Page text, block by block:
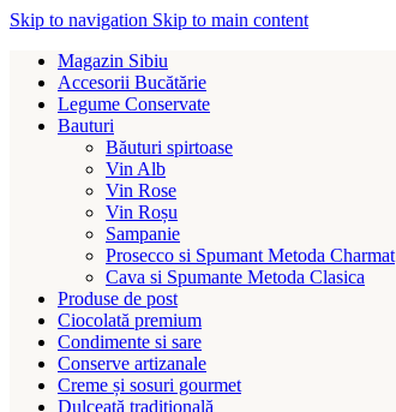
Skip to navigation Skip to main content
Magazin Sibiu
Accesorii Bucătărie
Legume Conservate
Bauturi
Băuturi spirtoase
Vin Alb
Vin Rose
Vin Roșu
Sampanie
Prosecco si Spumant Metoda Charmat
Cava si Spumante Metoda Clasica
Produse de post
Ciocolată premium
Condimente si sare
Conserve artizanale
Creme și sosuri gourmet
Dulceață tradițională